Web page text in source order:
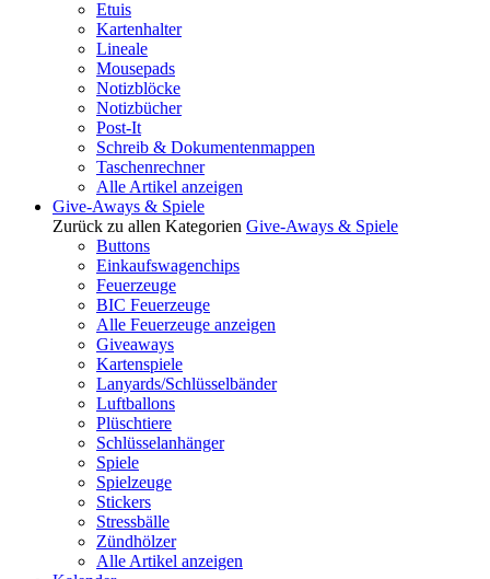
Etuis
Kartenhalter
Lineale
Mousepads
Notizblöcke
Notizbücher
Post-It
Schreib & Dokumentenmappen
Taschenrechner
Alle Artikel anzeigen
Give-Aways & Spiele
Zurück zu allen Kategorien Give-Aways & Spiele
Buttons
Einkaufswagenchips
Feuerzeuge
BIC Feuerzeuge
Alle Feuerzeuge anzeigen
Giveaways
Kartenspiele
Lanyards/Schlüsselbänder
Luftballons
Plüschtiere
Schlüsselanhänger
Spiele
Spielzeuge
Stickers
Stressbälle
Zündhölzer
Alle Artikel anzeigen